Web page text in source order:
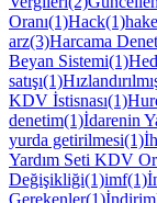
Oranı(1)Hack(1)
arz(3)Harcama
Beyan Sistemi(1)
satışı(1)
KDV İstisnası(1)
denetim(1)İdarenin
yurda getirilmesi(1)
Yardım Seti KDV
Değişikliği(1)imf(1)
Gerekenler(1)